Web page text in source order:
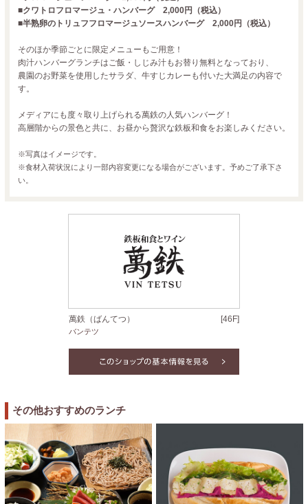
■クワトロフロマージュ・ハンバーグ 2,000円（税込）
■半熟卵のトリュフフロマージュソースハンバーグ 2,000円（税込）
そのほか季節ごとに限定メニューもご用意！
肉汁ハンバーグランチはご飯・しじみ汁もお替り無料となっており、
農園のお野菜を使用したサラダ、牛すじカレーも付いた大満足の内容で
す。
メディアにも度々取り上げられる萬鉄の人気ハンバーグ！
高層階からの景色と共に、お昼から贅沢な鉄板和食をお楽しみください。
※写真はイメージです。
※食材入荷状況により一部内容変更になる場合がございます。予めご了承下さ
い。
萬鉄（ばんてつ） [46F]
バンテツ
その他おすすめのランチ